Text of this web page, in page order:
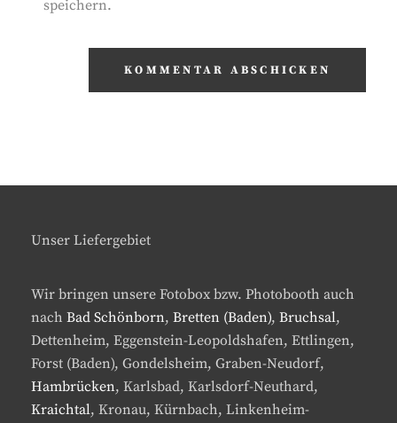
speichern.
Unser Liefergebiet
Wir bringen unsere Fotobox bzw. Photobooth auch
nach Bad Schönborn, Bretten (Baden), Bruchsal,
Dettenheim, Eggenstein-Leopoldshafen, Ettlingen,
Forst (Baden), Gondelsheim, Graben-Neudorf,
Hambrücken, Karlsbad, Karlsdorf-Neuthard,
Kraichtal, Kronau, Kürnbach, Linkenheim-